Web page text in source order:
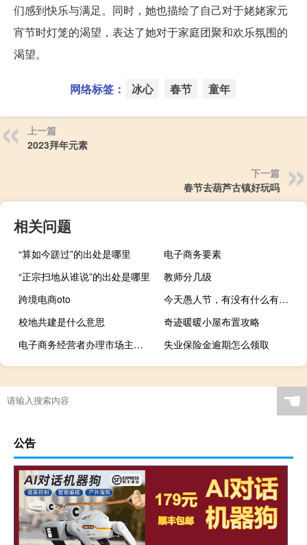
们感到快乐与满足。同时，她也描绘了自己对于姥姥家元
宵节时灯笼的渴望，表达了她对于家庭团聚和欢乐氛围的
渴望。
网络标签： 冰心 春节 童年
上一篇
2023拜年元素
下一篇
春节去葫芦古镇好玩吗
相关问题
“算如今蹉过”的出处是哪里
电子商务要素
“正宗扫地从谁说”的出处是哪里
教师分几级
跨境电商oto
今天愚人节，有没有什么有趣的相关朋友圈或者聊天记录分享呀~什么梗
校地共建是什么意思
奇迹暖暖小屋布置攻略
电子商务经营者办理市场主体登记
失业保险金逾期怎么领取
☚
公告